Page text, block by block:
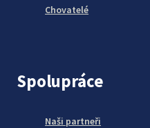
Chovatelé
Spolupráce
Naši partneři